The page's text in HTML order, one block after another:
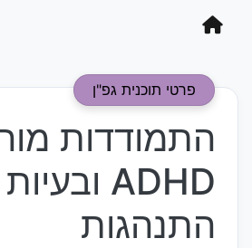
פרטי תוכנית גפ"ן
התמודדות
ADHD ובעיות
התנהגות